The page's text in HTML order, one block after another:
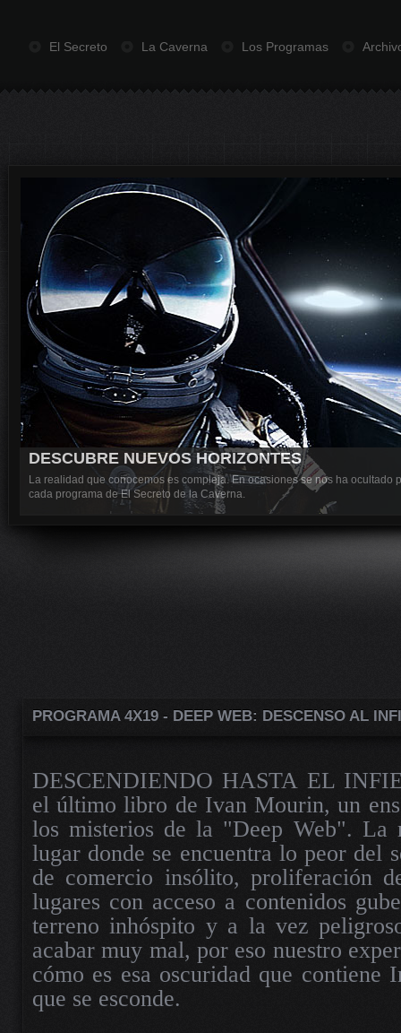
El Secreto La Caverna Los Programas
DESCUBRE NUEVOS HORIZONTES
La realidad que conocemos es compleja. En ocasiones se nos ha ocultado
cada programa de El Secreto de la Caverna.
PROGRAMA 4X19 - DEEP WEB: DESCENSO AL
DESCENDIENDO HASTA EL
el último libro de Ivan Mourin, un
los misterios de la "Deep Web". La
lugar donde se encuentra lo peor del
de comercio insólito, proliferación
lugares con acceso a contenidos
terreno inhóspito y a la vez
acabar muy mal, por eso nuestro
cómo es esa oscuridad que contiene
que se esconde.